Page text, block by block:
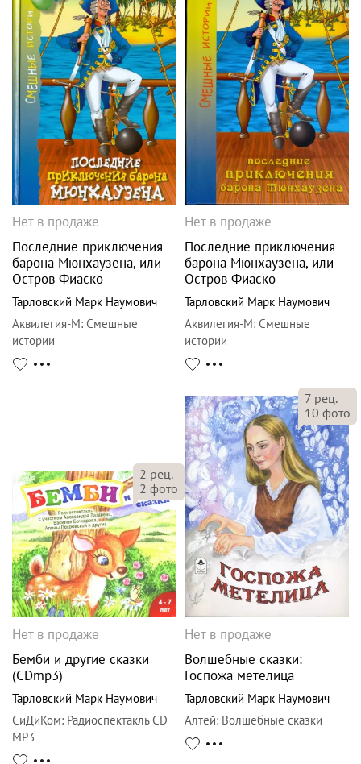
Нет в продаже
Последние приключения
барона Мюнхаузена, или
Остров Фиаско
Тарловский Марк Наумович
Аквилегия-М: Смешные
истории
Нет в продаже
Последние приключения
барона Мюнхаузена, или
Остров Фиаско
Тарловский Марк Наумович
Аквилегия-М: Смешные
истории
2 рец.
2 фото
Нет в продаже
Бемби и другие сказки
(CDmp3)
Тарловский Марк Наумович
СиДиКом: Радиоспектакль CD
MP3
7 рец.
10 фото
Нет в продаже
Волшебные сказки:
Госпожа метелица
Тарловский Марк Наумович
Алтей: Волшебные сказки